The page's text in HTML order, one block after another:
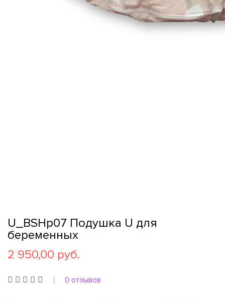
U_BSHp07 Подушка U для
беременных
2 950,00 руб.
0 отзывов